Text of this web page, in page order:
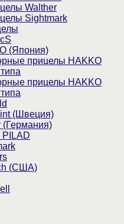
Walther
Sightmark
(Япония)
прицелы HAKKO
прицелы HAKKO
(Швеция)
(Германия)
(США)